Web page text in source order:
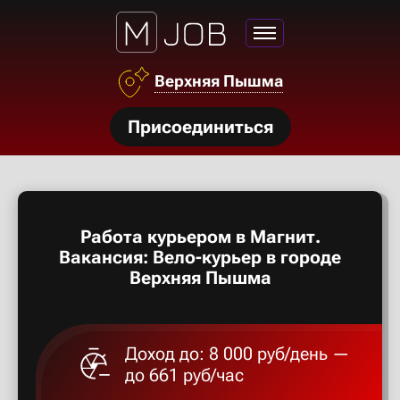
Верхняя Пышма
Присоединиться
Работа курьером в Магнит.
Вакансия: Вело-курьер в городе
Верхняя Пышма
Доход до: 8 000 руб/день —
до 661 руб/час